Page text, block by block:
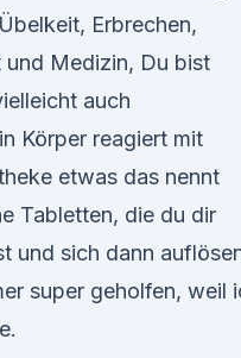
Erbrechen,
und Medizin, Du bist
auch
Körper reagiert mit
etwas das nennt
Tabletten, die du dir
und sich dann
super geholfen, weil